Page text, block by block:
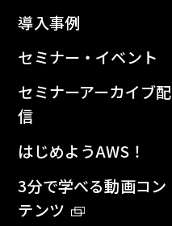
導入事例
セミナー・イベント
セミナーアーカイブ配
信
はじめようAWS！
3分で学べる動画コン
テンツ